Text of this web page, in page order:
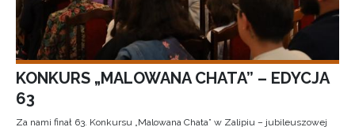
KONKURS „MALOWANA CHATA” – EDYCJA
63
Za nami finał 63. Konkursu „Malowana Chata” w Zalipiu – jubileuszowej